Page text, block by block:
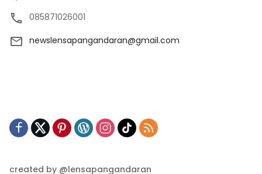
085871026001
newslensapangandaran@gmail.com
created by @lensapangandaran